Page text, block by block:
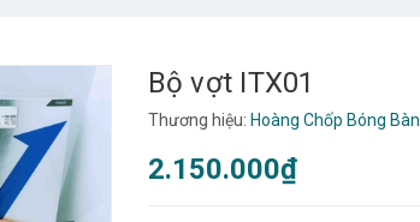
Bộ vợt ITX01
Thương hiệu: Hoàng Chốp Bóng Bàn
2.150.000₫